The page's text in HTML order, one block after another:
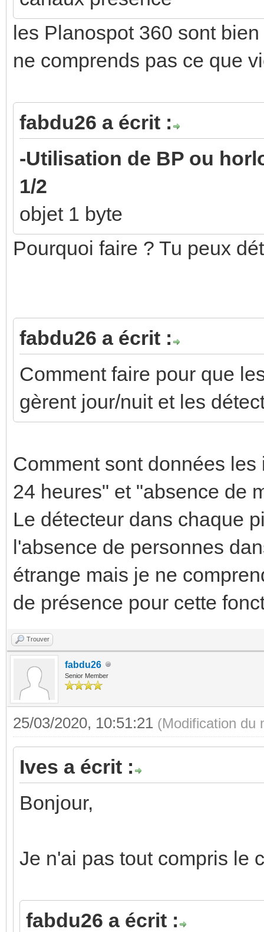
les Planospot 360 sont
ne comprends pas ce que
fabdu26 a écrit :
-Utilisation de BP ou
1/2
objet 1 byte
Pourquoi faire ? Tu peux
fabdu26 a écrit :
Comment faire pour que
gèrent jour/nuit et les
Comment sont données
24 heures" et "absence de
Le détecteur dans chaque
l'absence de personnes
étrange mais je ne
de présence pour cette
Trouver
fabdu26
Senior Member
25/03/2020, 10:51:21 (Modification du
Ives a écrit :
Bonjour,
Je n'ai pas tout compris le
fabdu26 a écrit :